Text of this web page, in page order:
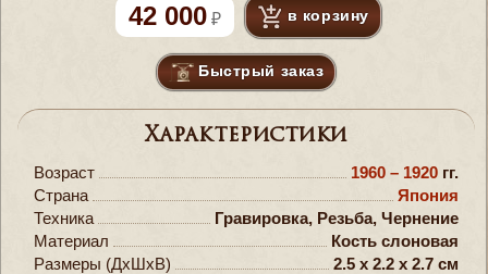
42 000 в корзину
Быстрый заказ
Характеристики
Возраст 1960 – 1920 гг.
Страна
Япония
Техника
Гравировка, Резьба, Чернение
Материал
Кость слоновая
Размеры (ДxШxВ)
2.5 x 2.2 x 2.7 см